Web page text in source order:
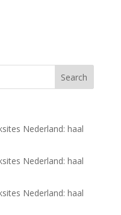
Nederland: haal
Nederland: haal
Nederland: haal